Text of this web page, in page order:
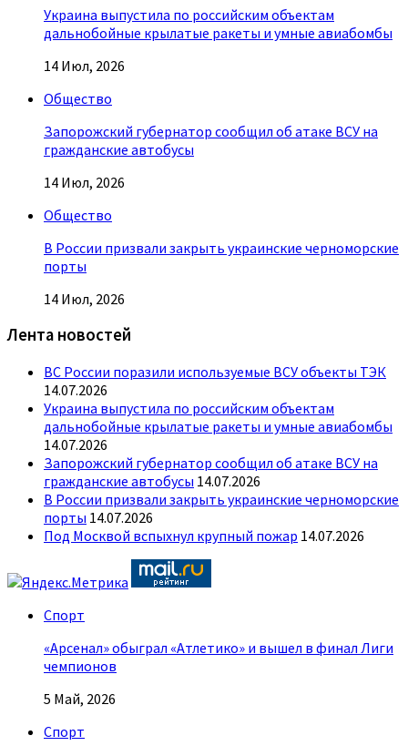
Украина выпустила по российским объектам
дальнобойные крылатые ракеты и умные авиабомбы
14 Июл, 2026
Общество
Запорожский губернатор сообщил об атаке ВСУ на
гражданские автобусы
14 Июл, 2026
Общество
В России призвали закрыть украинские черноморские
порты
14 Июл, 2026
Лента новостей
ВС России поразили используемые ВСУ объекты ТЭК
14.07.2026
Украина выпустила по российским объектам
дальнобойные крылатые ракеты и умные авиабомбы
14.07.2026
Запорожский губернатор сообщил об атаке ВСУ на
гражданские автобусы 14.07.2026
В России призвали закрыть украинские черноморские
порты 14.07.2026
Под Москвой вспыхнул крупный пожар 14.07.2026
Спорт
«Арсенал» обыграл «Атлетико» и вышел в финал Лиги
чемпионов
5 Май, 2026
Спорт